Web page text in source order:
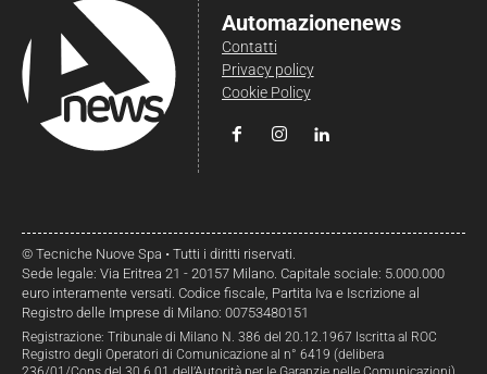
Automazionenews
Contatti
Privacy policy
Cookie Policy
© Tecniche Nuove Spa • Tutti i diritti riservati.
Sede legale: Via Eritrea 21 - 20157 Milano. Capitale sociale: 5.000.000
euro interamente versati. Codice fiscale, Partita Iva e Iscrizione al
Registro delle Imprese di Milano: 00753480151
Registrazione: Tribunale di Milano N. 386 del 20.12.1967 Iscritta al ROC
Registro degli Operatori di Comunicazione al n° 6419 (delibera